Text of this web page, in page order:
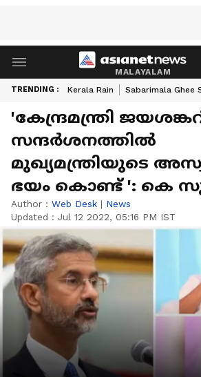
MALAYALAM
TRENDING : Kerala Rain Sabarimala Ghee
'കേന്ദ്രമന്ത്രി
സന്ദര്‍ശനത്തില്‍
മുഖ്യമന്ത്രിയുടെ
ഭയം കൊണ്ട് ': കെ
Author : Web Desk | News
Updated : Jul 12 2022, 05:16 PM IST